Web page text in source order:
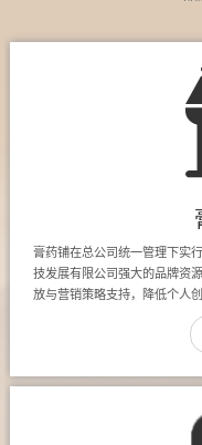
膏药铺在总公司统一管理下实
技发展有限公司强大的品牌资
放与营销策略支持，降低个人